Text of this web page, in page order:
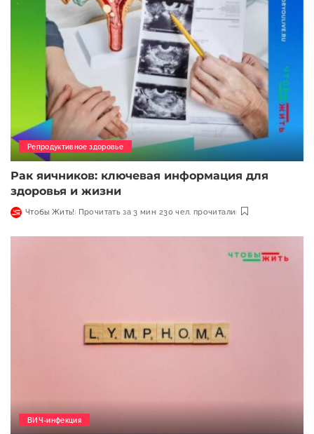
Репродуктивное здоровье
Рак яичников: ключевая информация для
здоровья и жизни
Чтобы Жить! Прочитать за 3 мин 230 чел. прочитали
ВИЧ-инфекция